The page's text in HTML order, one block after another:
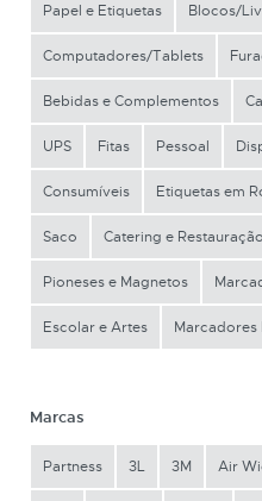
Papel e Etiquetas Blocos/
Computadores/Tablets
Bebidas e Complementos
UPS Fitas Pessoal
Consumíveis Etiquetas em
Saco Catering e Restauração
Pioneses e Magnetos
Escolar e Artes Marcadores
Marcas
Partness 3L 3M Air